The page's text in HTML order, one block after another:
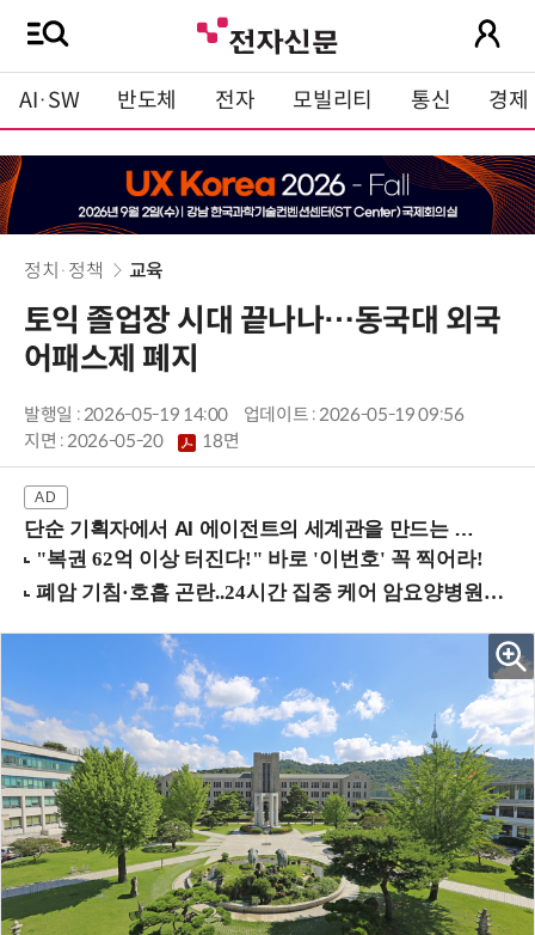
AI·SW 반도체 전자 모빌리티 통신 경제
정치·정책 교육
토익 졸업장 시대 끝나나…동국대 외국
어패스제 폐지
발행일 : 2026-05-19 14:00
업데이트 : 2026-05-19 09:56
지면 :2026-05-20 18면
단순 기획자에서 AI 에이전트의 세계관을 만드는 지식 설계자로.. (8/20 강남역)